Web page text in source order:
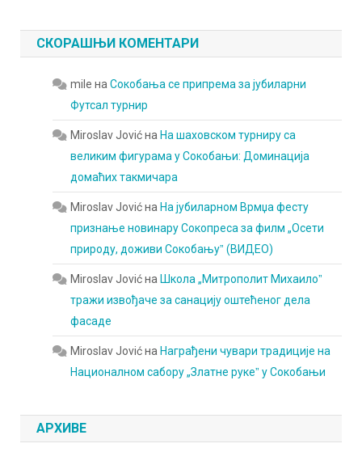
СКОРАШЊИ КОМЕНТАРИ
mile наСокобања се припрема за јубиларни
Футсал турнир
Miroslav Jovićна На шаховском турниру са
великим фигурама у Сокобањи: Доминација
домаћих такмичара
Miroslav Jovićна На јубиларном Врмџа фесту
признање новинару Сокопреса за филм „Осети
природу, доживи Сокобањуˮ (ВИДЕО)
Miroslav Jovićна Школа „Митрополит Михаилоˮ
тражи извођаче за санацију оштећеног дела
фасаде
Miroslav Jovićна Награђени чувари традиције на
Националном сабору „Златне рукеˮ у Сокобањи
АРХИВЕ